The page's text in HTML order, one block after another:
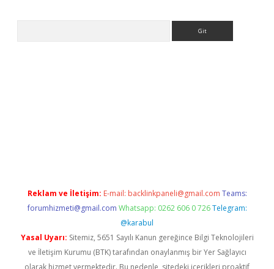
Reklam ve İletişim: E-mail: backlinkpaneli@gmail.com Teams:
forumhizmeti@gmail.com Whatsapp: 0262 606 0 726 Telegram:
@karabul
Yasal Uyarı: Sitemiz, 5651 Sayılı Kanun gereğince Bilgi Teknolojileri
ve İletişim Kurumu (BTK) tarafından onaylanmış bir Yer Sağlayıcı
olarak hizmet vermektedir. Bu nedenle, sitedeki içerikleri proaktif